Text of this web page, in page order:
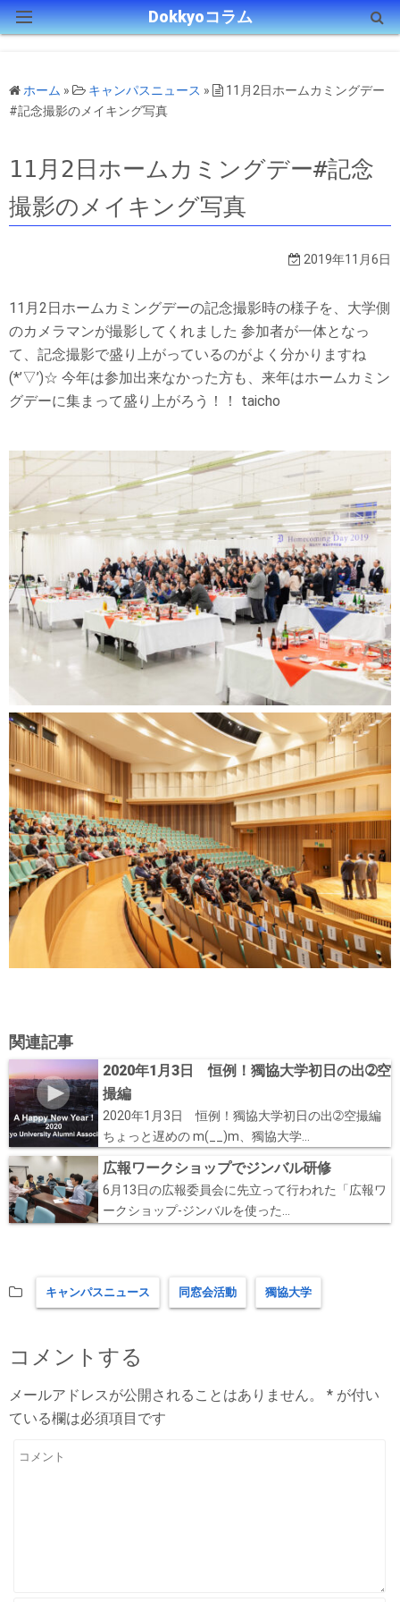
Dokkyoコラム
獨協(界隈)探訪
キャンパスNEWS
ホーム » キャンパスニュース »
11月2日ホームカミングデー
#記念撮影のメイキング写真
11月2日ホームカミングデー#記念
撮影のメイキング写真
2019年11月6日
11月2日ホームカミングデーの記念撮影時の様子を、大学側
のカメラマンが撮影してくれました 参加者が一体となっ
て、記念撮影で盛り上がっているのがよく分かりますね
(*’▽’)☆ 今年は参加出来なかった方も、来年はホームカミン
グデーに集まって盛り上がろう！！ taicho
関連記事
2020年1月3日 恒例！獨協大学初日の出➁空
撮編
2020年1月3日 恒例！獨協大学初日の出➁空撮編
ちょっと遅めの m(__)m、獨協大学...
広報ワークショップでジンバル研修
6月13日の広報委員会に先立って行われた「広報ワ
ークショップ‐ジンバルを使った...
キャンパスニュース 同窓会活動 獨協大学
コメントする
メールアドレスが公開されることはありません。 * が付い
ている欄は必須項目です